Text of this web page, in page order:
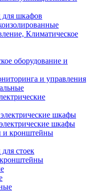
для шкафов
Климатическое
оборудование и
и управления
шкафы
шкафы
и кронштейны
стоек